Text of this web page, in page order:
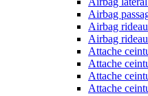
Airbag
Airbag
Airbag
Attache
Attache
Attache
Attache